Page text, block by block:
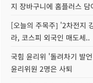
지 장바구니에 홈플러스
[오늘의 주목주] '2차전지
라, 코스피 외국인 매도세..
국힘 윤리위 '돌려차기 발
윤리위원 2명은 사퇴